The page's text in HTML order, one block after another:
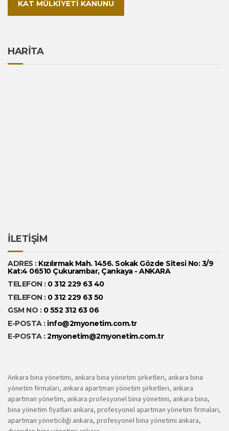
KAT MÜLKİYETİ KANUNU
HARİTA
İLETİŞİM
ADRES : Kızılırmak Mah. 1456. Sokak Gözde Sitesi No: 3/9
Kat:4 06510 Çukurambar, Çankaya - ANKARA
TELEFON :0 312 229 63 40
TELEFON : 0 312 229 63 50
GSM NO : 0 552 312 63 06
E-POSTA : info@2myonetim.com.tr
E-POSTA :2myonetim@2myonetim.com.tr
Ankara bina yönetimi, ankara bina yönetim şirketleri, ankara bina
yönetim firmaları, ankara apartman yönetim şirketleri, ankara
apartman yönetim, ankara profesyonel bina yönetimi, ankara bina,
bina yönetim fiyatları ankara, profesyonel apartman yönetim firmaları,
apartman yöneticiliği ankara, profesyonel bina yönetimi ankara,